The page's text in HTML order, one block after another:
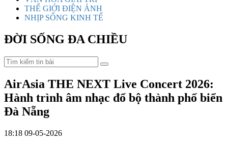
THẾ GIỚI ĐIỆN ẢNH
NHỊP SỐNG KINH TẾ
ĐỜI SỐNG ĐA CHIỀU
AirAsia THE NEXT Live Concert 2026:
Hành trình âm nhạc đổ bộ thành phố biển
Đà Nẵng
18:18 09-05-2026